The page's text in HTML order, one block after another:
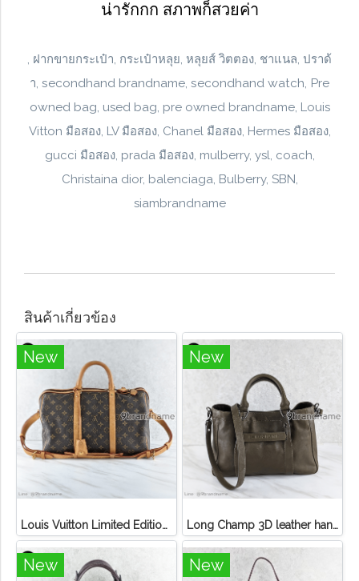
น่ารักกก สภาพก็สวยค่า
, ฝากขายกระเป๋า, กระเป๋าหลุย, หลุยส์ วิตตอง, ชาแนล, ปราด้
า, secondhand brandname, secondhand watch, Pre
owned bag, used bag, pre owned brandname, Louis
Vitton มือสอง, LV มือสอง, Chanel มือสอง, Hermes มือสอง,
gucci มือสอง, prada มือสอง, mulberry, ysl, coach,
Christaina dior, balenciaga, Bulberry, SBN,
siambrandname
สินค้าเกี่ยวข้อง
New
Louis Vuitton Limited Edition Monogram Canvas Sofia Coppola SC Bag
New
Long Champ 3D leather handbag
New New